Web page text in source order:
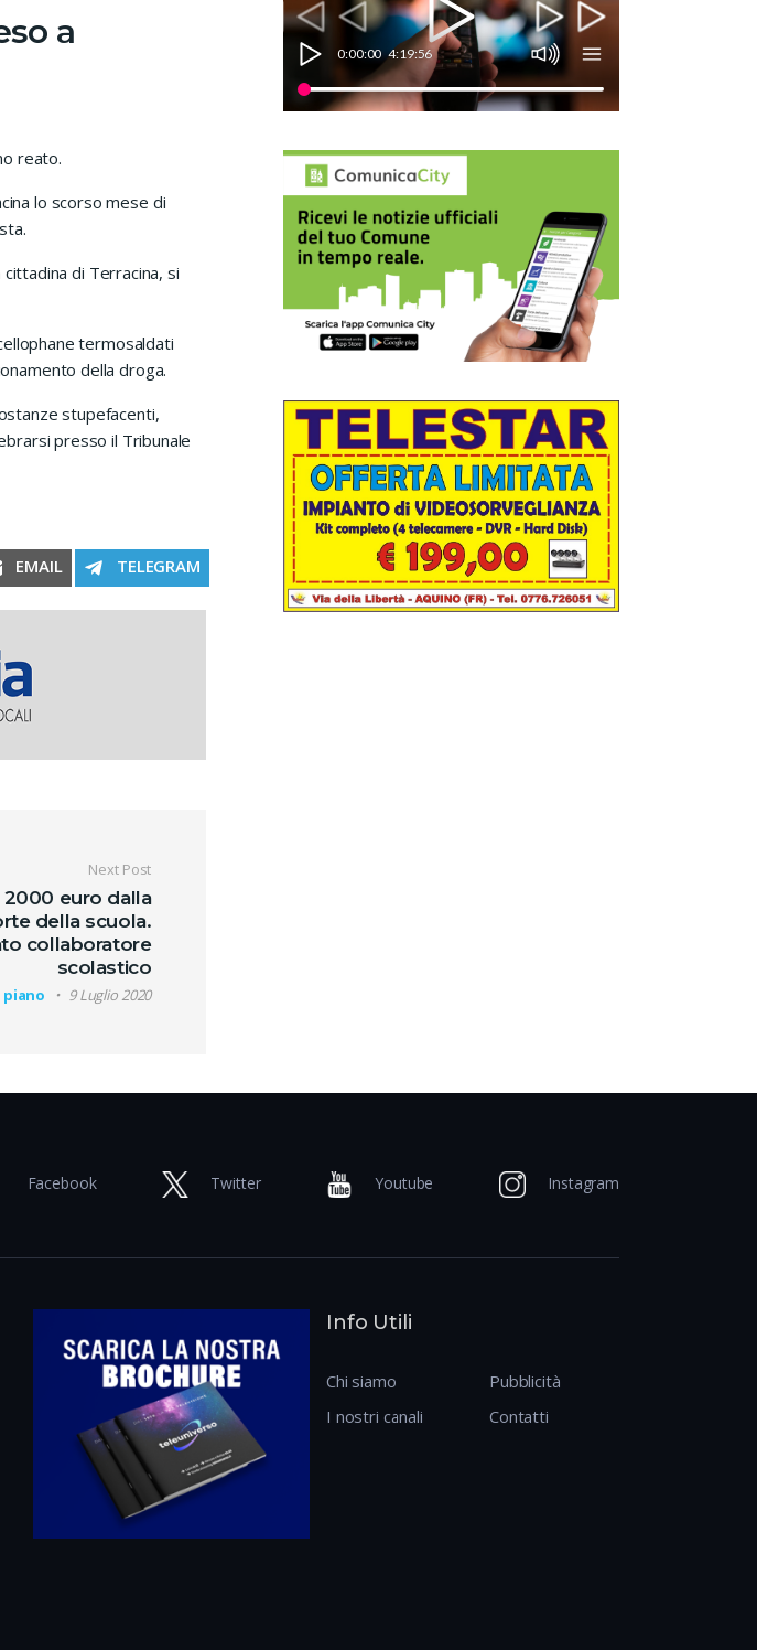
a
reato.
lo scorso mese di
di Terracina, si
termosaldati
della droga.
stupefacenti,
presso il Tribunale
SHARE ON
EMAIL SHARE ON
TELEGRAM
Next Post
2000 euro dalla
della scuola.
collaboratore
scolastico
piano 9 Luglio 2020
0:00:00 4:19:56
Facebook Twitter Youtube Instagram
Info Utili
Chi siamo
I nostri canali
Pubblicità
Contatti